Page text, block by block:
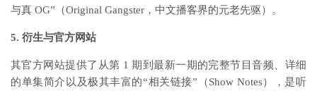
与真 OG”（Original Gangster，中文播客界的元老先驱）。
5. 衍生与官方网站
其官方网站提供了从第 1 期到最新一期的完整节目音频、详细
的单集简介以及极其丰富的“相关链接”（Show Notes），是听